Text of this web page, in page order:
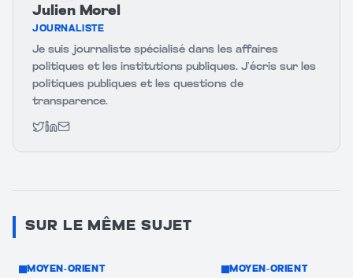
Julien Morel
JOURNALISTE
Je suis journaliste spécialisé dans les affaires
politiques et les institutions publiques. J’écris sur les
politiques publiques et les questions de
transparence.
SUR LE MÊME SUJET
MOYEN-ORIENT MOYEN-ORIENT